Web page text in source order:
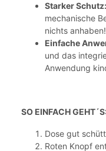
Starker Schutz:
mechanische
nichts anhaben!
Einfache
und das
Anwendung
SO EINFACH
Dose gut
Roten Knopf